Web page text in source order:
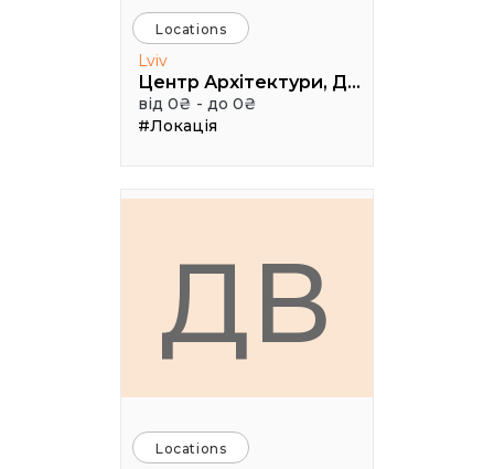
Locations
Lviv
Центр Архітектури, Дизайну та Урбаністики Порохова ВЕЖА
від 0₴ - до 0₴
#Локація
ДВ
Locations